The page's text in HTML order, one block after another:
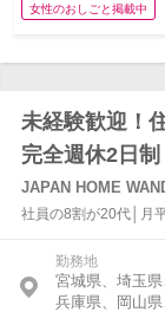
女性のおしごと掲載中
未経験歓迎！
完全週休2日制
JAPAN HOME
社員の8割が20代│月
勤務地
宮城県、埼玉
兵庫県、岡山